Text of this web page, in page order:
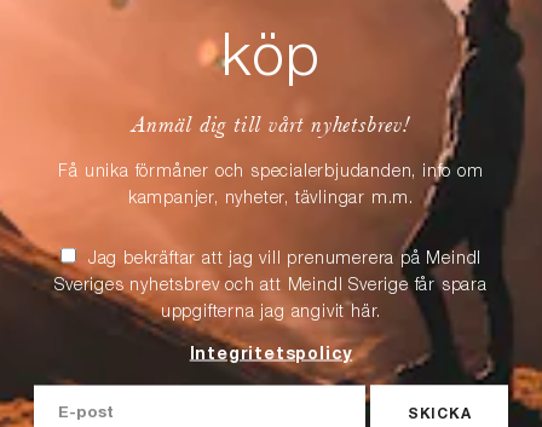
köp
Anmäl dig till vårt nyhetsbrev!
Få unika förmåner och specialerbjudanden, info om
kampanjer, nyheter, tävlingar m.m.
Jag bekräftar att jag vill prenumerera på Meindl
Sveriges nyhetsbrev och att Meindl Sverige får spara
uppgifterna jag angivit här.
Integritetspolicy
SKICKA